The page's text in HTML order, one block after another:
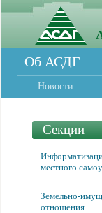
Об АСДГ
Новости
Секции
местного
Земельно-
отношения